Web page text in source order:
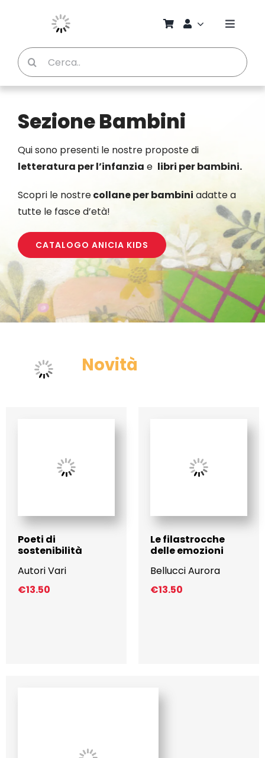
Toggle
Chi
Riviste
Eventi
Cerca
per:
Sezione Bambini
Qui sono presenti le nostre proposte di
letteratura per l’infanzia e libri per bambini.
Scopri le nostrecollane per bambini adatte a
tutte le fasce d’età!
CATALOGO ANICIA KIDS
Novità
Poeti di
sostenibilità
Autori Vari
€13.50
Le filastrocche
delle emozioni
Bellucci Aurora
€13.50